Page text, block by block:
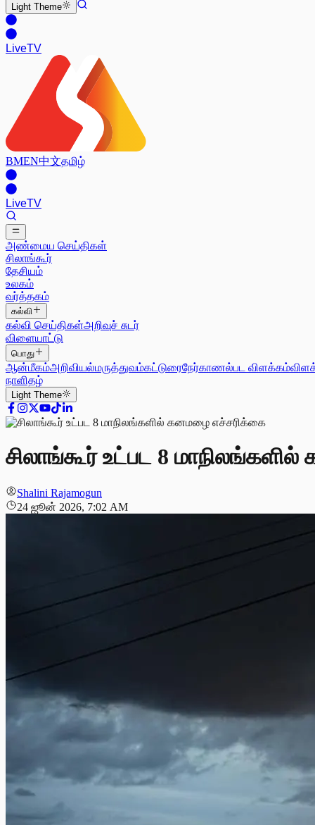
Light Theme
LiveTV
BMEN中文தமிழ்
LiveTV
அண்மைய செய்திகள்
சிலாங்கூர்
தேசியம்
உலகம்
வர்த்தகம்
கல்வி
கல்வி செய்திகள்அறிவுச் சுடர்
விளையாட்டு
பொது
ஆன்மீகம்அறிவியல்மருத்துவம்கட்டுரைநேர்காணல்பட விளக்கம்
நாளிதழ்
Light Theme
சிலாங்கூர் உட்பட 8
Shalini Rajamogun
24 ஜூன் 2026, 7:02 AM